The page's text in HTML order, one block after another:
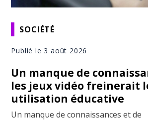
SOCIÉTÉ
Publié le 3 août 2026
Un manque de
les jeux vidéo freinerait
utilisation éducative
Un manque de connaissances et de